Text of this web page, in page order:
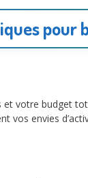
pour
et votre budget
vos envies